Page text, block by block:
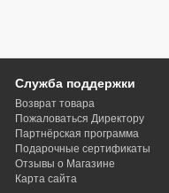
Служба поддержки
Возврат товара
Пожаловаться Директору
Партнёрская программа
Подарочные сертификаты
Отзывы о Магазине
Карта сайта